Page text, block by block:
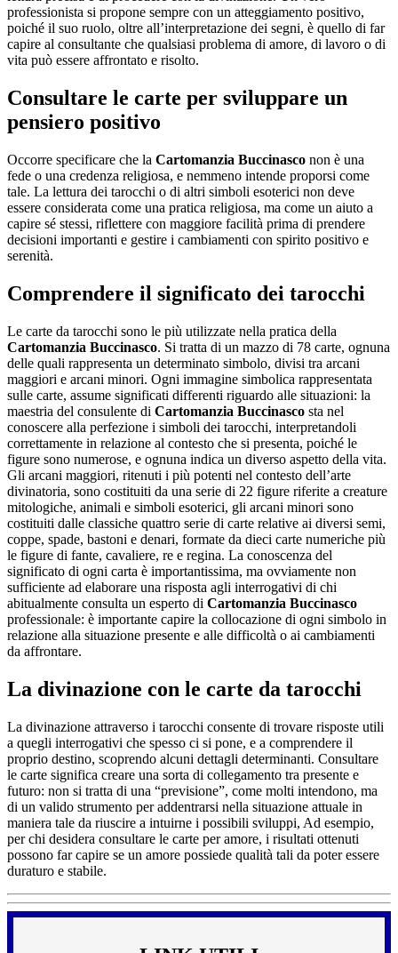
professionista si propone sempre con un atteggiamento positivo,
poiché il suo ruolo, oltre all’interpretazione dei segni, è quello di far
capire al consultante che qualsiasi problema di amore, di lavoro o di
vita può essere affrontato e risolto.
Consultare le carte per sviluppare un
pensiero positivo
Occorre specificare che la Cartomanzia Buccinasco non è una
fede o una credenza religiosa, e nemmeno intende proporsi come
tale. La lettura dei tarocchi o di altri simboli esoterici non deve
essere considerata come una pratica religiosa, ma come un aiuto a
capire sé stessi, riflettere con maggiore facilità prima di prendere
decisioni importanti e gestire i cambiamenti con spirito positivo e
serenità.
Comprendere il significato dei tarocchi
Le carte da tarocchi sono le più utilizzate nella pratica della
Cartomanzia Buccinasco. Si tratta di un mazzo di 78 carte, ognuna
delle quali rappresenta un determinato simbolo, divisi tra arcani
maggiori e arcani minori. Ogni immagine simbolica rappresentata
sulle carte, assume significati differenti riguardo alle situazioni: la
maestria del consulente di Cartomanzia Buccinasco sta nel
conoscere alla perfezione i simboli dei tarocchi, interpretandoli
correttamente in relazione al contesto che si presenta, poiché le
figure sono numerose, e ognuna indica un diverso aspetto della vita.
Gli arcani maggiori, ritenuti i più potenti nel contesto dell’arte
divinatoria, sono costituiti da una serie di 22 figure riferite a creature
mitologiche, animali e simboli esoterici, gli arcani minori sono
costituiti dalle classiche quattro serie di carte relative ai diversi semi,
coppe, spade, bastoni e denari, formate da dieci carte numeriche più
le figure di fante, cavaliere, re e regina. La conoscenza del
significato di ogni carta è importantissima, ma ovviamente non
sufficiente ad elaborare una risposta agli interrogativi di chi
abitualmente consulta un esperto di Cartomanzia Buccinasco
professionale: è importante capire la collocazione di ogni simbolo in
relazione alla situazione presente e alle difficoltà o ai cambiamenti
da affrontare.
La divinazione con le carte da tarocchi
La divinazione attraverso i tarocchi consente di trovare risposte utili
a quegli interrogativi che spesso ci si pone, e a comprendere il
proprio destino, scoprendo alcuni dettagli determinanti. Consultare
le carte significa creare una sorta di collegamento tra presente e
futuro: non si tratta di una “previsione”, come molti intendono, ma
di un valido strumento per addentrarsi nella situazione attuale in
maniera tale da riuscire a intuirne i possibili sviluppi, Ad esempio,
per chi desidera consultare le carte per amore, i risultati ottenuti
possono far capire se un amore possiede qualità tali da poter essere
duraturo e stabile.